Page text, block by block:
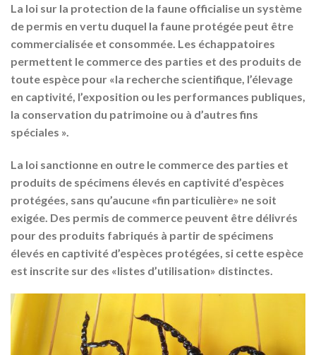
La loi sur la protection de la faune officialise un système
de permis en vertu duquel la faune protégée peut être
commercialisée et consommée. Les échappatoires
permettent le commerce des parties et des produits de
toute espèce pour «la recherche scientifique, l’élevage
en captivité, l’exposition ou les performances publiques,
la conservation du patrimoine ou à d’autres fins
spéciales ».
La loi sanctionne en outre le commerce des parties et
produits de spécimens élevés en captivité d’espèces
protégées, sans qu’aucune «fin particulière» ne soit
exigée. Des permis de commerce peuvent être délivrés
pour des produits fabriqués à partir de spécimens
élevés en captivité d’espèces protégées, si cette espèce
est inscrite sur des «listes d’utilisation» distinctes.